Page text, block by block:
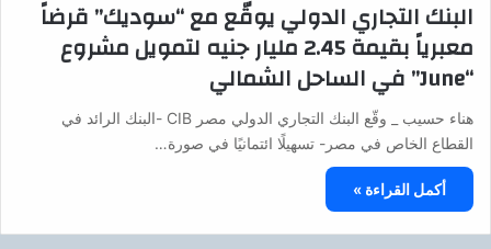
البنك التجاري الدولي يوقّع مع “سوديك” قرضاً
معبرياً بقيمة 2.45 مليار جنيه لتمويل مشروع
“June” في الساحل الشمالي
هناء حسيب _ وقّع البنك التجاري الدولي مصر CIB -البنك الرائد في
القطاع الخاص في مصر- تسهيلًا ائتمانيًا في صورة…
أكمل القراءة »